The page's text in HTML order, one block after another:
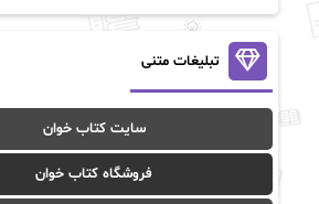
آن ماری سلینکو آنا تاد
آنالیا
آوا موسوی آیدا (Aixi)
آیدا باقری آیسان صادقی
تبلیغات متنی
سایت کتاب خوان
فروشگاه کتاب خوان